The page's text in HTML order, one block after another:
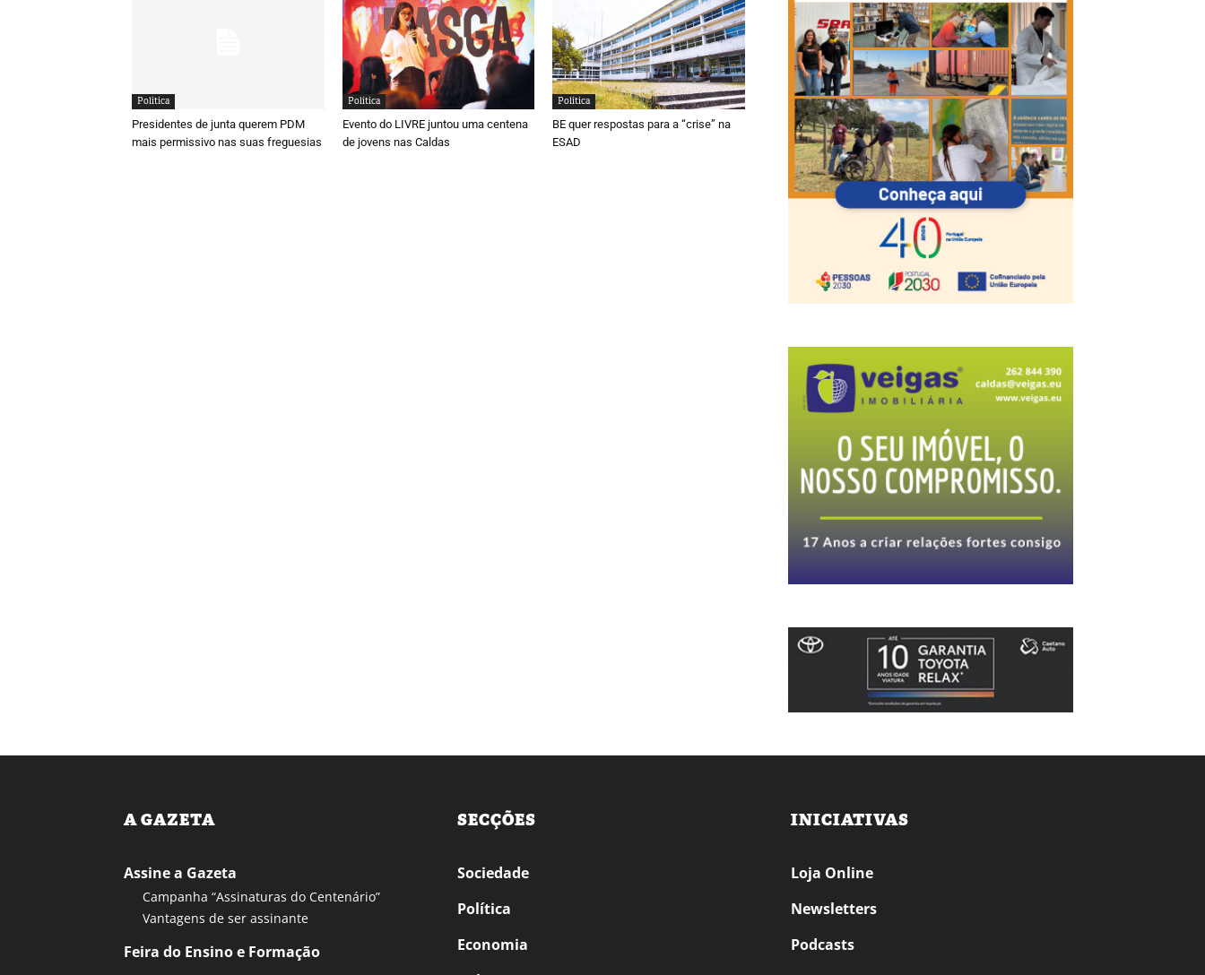
Política
Presidentes de junta querem PDM
mais permissivo nas suas freguesias
Política
Evento do LIVRE juntou uma centena
de jovens nas Caldas
Política
BE quer respostas para a “crise” na
ESAD
A GAZETA
Assine a Gazeta
Campanha “Assinaturas do Centenário”
Vantagens de ser assinante
Feira do Ensino e Formação
SECÇÕES
Sociedade
Política
Economia
INICIATIVAS
Loja Online
Newsletters
Podcasts